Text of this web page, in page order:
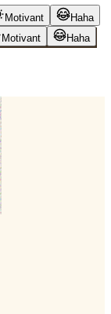
Motivant
Haha
Motivant
Haha